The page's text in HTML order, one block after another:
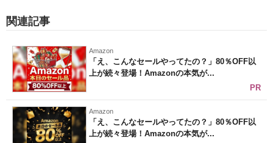
関連記事
Amazon
「え、こんなセールやってたの？」80％OFF以
上が続々登場！Amazonの本気が...
PR
Amazon
「え、こんなセールやってたの？」80％OFF以
上が続々登場！Amazonの本気が...